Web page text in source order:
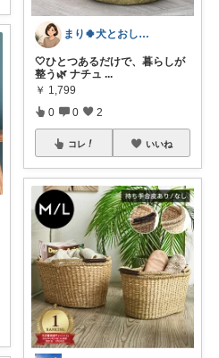
まり🍀犬とおしゃれに暮らしたい🐶
🤍ひとつあるだけで、暮らしが
整う🌿 ナチュ ...
￥ 1,799
0 0 2
コレ いいね